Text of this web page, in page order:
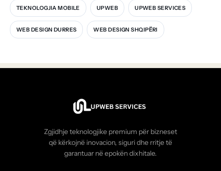
TEKNOLOGJIA MOBILE UPWEB UPWEB SERVICES
WEB DESIGN DURRES WEB DESIGN SHQIPËRI
Zgjidhje teknologjike premium për bizneset
që kërkojnë inovacion, siguri dhe rritje të
garantuar në epokën dixhitale.